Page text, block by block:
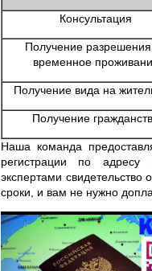
Консультация
Получение
временное
Получение вида на
Получение
Наша команда
регистрации по
экспертами
сроки, и вам не нужно